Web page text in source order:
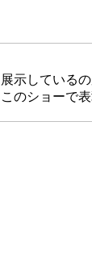
示してい
ショーで